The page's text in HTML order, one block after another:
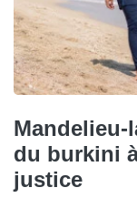
Mandelieu-
du burkini
justice